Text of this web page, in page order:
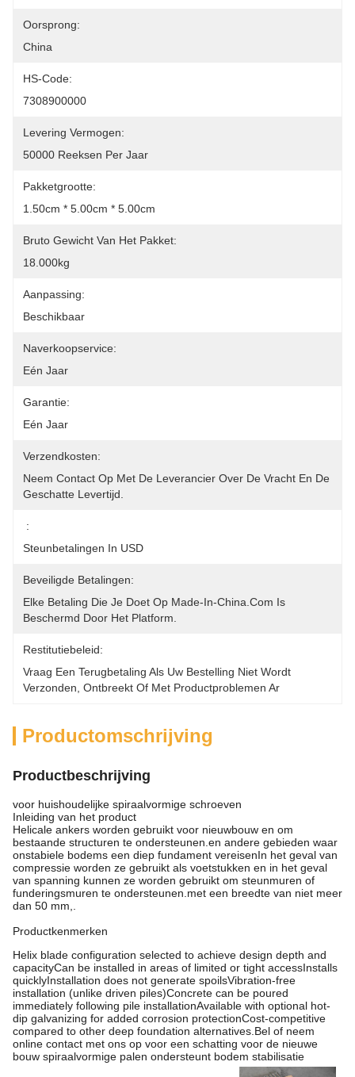
Oorsprong:
China
HS-Code:
7308900000
Levering Vermogen:
50000 Reeksen Per Jaar
Pakketgrootte:
1.50cm * 5.00cm * 5.00cm
Bruto Gewicht Van Het Pakket:
18.000kg
Aanpassing:
Beschikbaar
Naverkoopservice:
Eén Jaar
Garantie:
Eén Jaar
Verzendkosten:
Neem Contact Op Met De Leverancier Over De Vracht En De
Geschatte Levertijd.
:
Steunbetalingen In USD
Beveiligde Betalingen:
Elke Betaling Die Je Doet Op Made-In-China.com Is
Beschermd Door Het Platform.
Restitutiebeleid:
Vraag Een Terugbetaling Als Uw Bestelling Niet Wordt
Verzonden, Ontbreekt Of Met Productproblemen Ar
Productomschrijving
Productbeschrijving
voor huishoudelijke spiraalvormige schroeven
Inleiding van het product
Helicale ankers worden gebruikt voor nieuwbouw en om
bestaande structuren te ondersteunen.en andere gebieden waar
onstabiele bodems een diep fundament vereisenIn het geval van
compressie worden ze gebruikt als voetstukken en in het geval
van spanning kunnen ze worden gebruikt om steunmuren of
funderingsmuren te ondersteunen.met een breedte van niet meer
dan 50 mm,.
Productkenmerken
Helix blade configuration selected to achieve design depth and
capacityCan be installed in areas of limited or tight accessInstalls
quicklyInstallation does not generate spoilsVibration-free
installation (unlike driven piles)Concrete can be poured
immediately following pile installationAvailable with optional hot-
dip galvanizing for added corrosion protectionCost-competitive
compared to other deep foundation alternatives.Bel of neem
online contact met ons op voor een schatting voor de nieuwe
bouw spiraalvormige palen ondersteunt bodem stabilisatie